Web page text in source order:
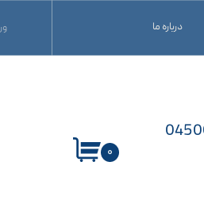
درباره ما
۰